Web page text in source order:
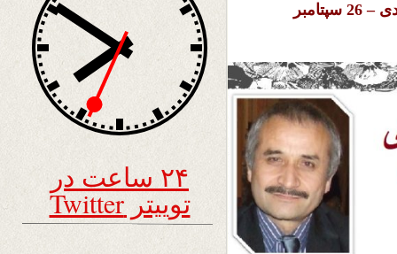
تاریخ نشر : پنجشنبه 5 میزان ( مهر ) ۱۴۰۳ خورشیدی – 26 سپتامبر
۲۴ ساعت در
توییتر Twitter